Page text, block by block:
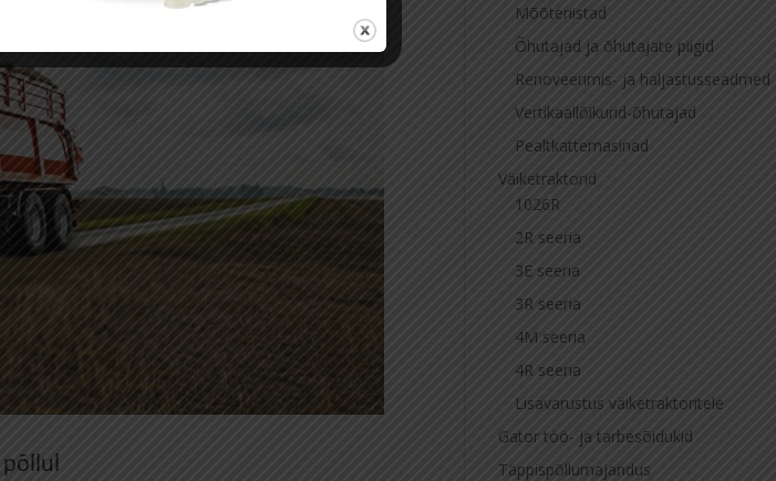
Mõõteriistad
Õhutajad ja õhutajate piigid
Renoveerimis- ja haljastusseadmed
Vertikaallõikurid-õhutajad
Pealtkattemasinad
Väiketraktorid
1026R
2R seeria
3E seeria
3R seeria
4M seeria
4R seeria
Lisavarustus väiketraktoritele
Gator töö- ja tarbesõidukid
Täppispõllumajandus